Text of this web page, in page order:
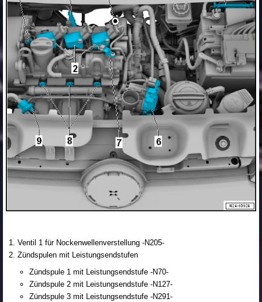
Ventil 1 für Nockenwellenverstellung -N205-
Zündspulen mit Leistungsendstufen
Zündspule 1 mit Leistungsendstufe -N70-
Zündspule 2 mit Leistungsendstufe -N127-
Zündspule 3 mit Leistungsendstufe -N291-